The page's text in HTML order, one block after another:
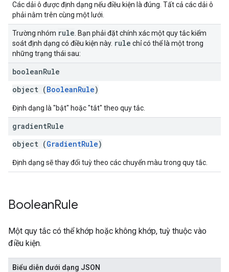
Các dải ô được định dạng nếu điều kiện là đúng. Tất cả các dải ô
phải nằm trên cùng một lưới.
Trường nhóm rule . Bạn phải đặt chính xác một quy tắc kiểm
soát định dạng có điều kiện này. rule chỉ có thể là một trong
những trạng thái sau:
booleanRule
object (BooleanRule)
Định dạng là "bật" hoặc "tắt" theo quy tắc.
gradientRule
object (GradientRule)
Định dạng sẽ thay đổi tuỳ theo các chuyển màu trong quy tắc.
BooleanRule
Một quy tắc có thể khớp hoặc không khớp, tuỳ thuộc vào
điều kiện.
Biểu diễn dưới dạng JSON